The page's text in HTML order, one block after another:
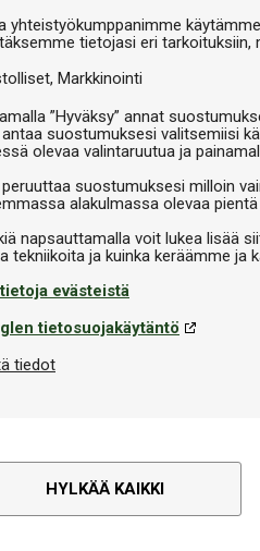
yhteistyökumppanimme
tietojasi eri tarkoituksiin,
Markkinointi
”Hyväksy” annat
suostumuksesi valitsemiisi
olevaa valintaruutua ja
suostumuksesi milloin
alakulmassa olevaa
napsauttamalla voit lukea lisää
evästeistä
tietosuojakäytäntö
tiedot
HYLKÄÄ KAIKKI
palautumisen ja
Sieni on osa uutta CROSS